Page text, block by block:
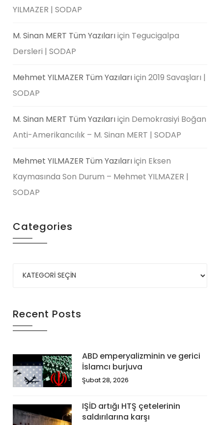
YILMAZER | SODAP
M. Sinan MERT Tüm Yazılarıiçin Tegucigalpa
Dersleri | SODAP
Mehmet YILMAZER Tüm Yazılarıiçin2019 Savaşları |
SODAP
M. Sinan MERT Tüm Yazılarıiçin Demokrasiyi Boğan
Anti-Amerikancılık – M. Sinan MERT | SODAP
Mehmet YILMAZER Tüm Yazılarıiçin Eksen
Kaymasında Son Durum – Mehmet YILMAZER |
SODAP
Categories
Recent Posts
ABD emperyalizminin ve gerici
İslamcı burjuva
Şubat 28, 2026
IŞİD artığı HTŞ çetelerinin
saldırılarına karşı